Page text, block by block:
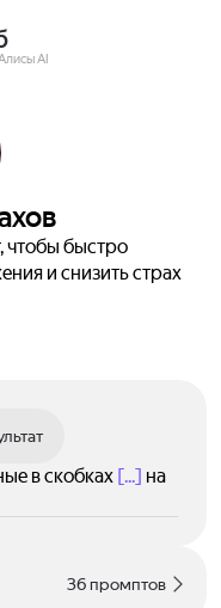
AI
чтобы быстро
и снизить страх
в скобках [...] на
36 промптов